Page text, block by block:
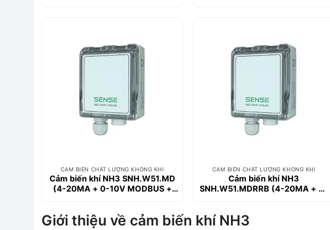
CẢM BIẾN CHẤT LƯỢNG KHÔNG KHÍ
Cảm biến khí NH3 SNH.W51.MD
(4-20MA + 0-10V MODBUS +
CẢM BIẾN CHẤT LƯỢNG KHÔNG KHÍ
Cảm biến khí NH3
SNH.W51.MDRRB (4-20MA + 0-
Giới thiệu về cảm biến khí NH3